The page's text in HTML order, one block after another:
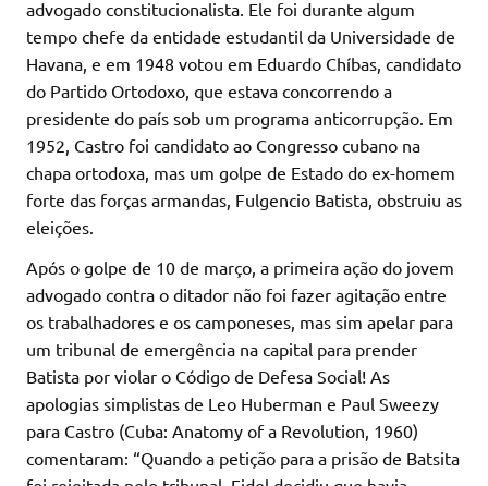
advogado constitucionalista. Ele foi durante algum
tempo chefe da entidade estudantil da Universidade de
Havana, e em 1948 votou em Eduardo Chíbas, candidato
do Partido Ortodoxo, que estava concorrendo a
presidente do país sob um programa anticorrupção. Em
1952, Castro foi candidato ao Congresso cubano na
chapa ortodoxa, mas um golpe de Estado do ex-homem
forte das forças armandas, Fulgencio Batista, obstruiu as
eleições.
Após o golpe de 10 de março, a primeira ação do jovem
advogado contra o ditador não foi fazer agitação entre
os trabalhadores e os camponeses, mas sim apelar para
um tribunal de emergência na capital para prender
Batista por violar o Código de Defesa Social! As
apologias simplistas de Leo Huberman e Paul Sweezy
para Castro (Cuba: Anatomy of a Revolution, 1960)
comentaram: “Quando a petição para a prisão de Batsita